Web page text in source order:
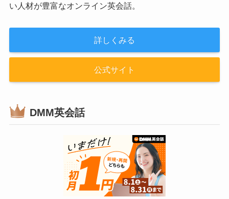
い人材が豊富なオンライン英会話。
詳しくみる
公式サイト
DMM英会話